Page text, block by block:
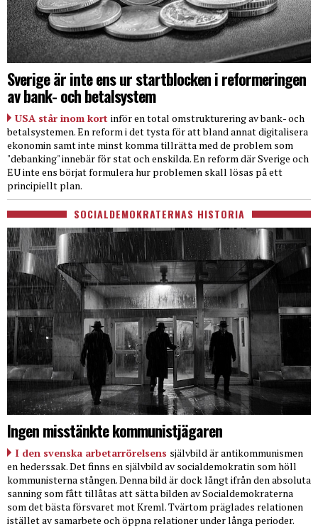
Sverige är inte ens ur startblocken i reformeringen
av bank- och betalsystem
USA står inom kort inför en total omstrukturering av bank- och
betalsystemen. En reform i det tysta för att bland annat digitalisera
ekonomin samt inte minst komma tillrätta med de problem som
"debanking" innebär för stat och enskilda. En reform där Sverige och
EU inte ens börjat formulera hur problemen skall lösas på ett
principiellt plan.
SOCIALDEMOKRATERNAS HISTORIA
Ingen misstänkte kommunistjägaren
I den svenska arbetarrörelsens självbild är antikommunismen
en hederssak. Det finns en självbild av socialdemokratin som höll
kommunisterna stången. Denna bild är dock långt ifrån den absoluta
sanning som fått tillåtas att sätta bilden av Socialdemokraterna
som det bästa försvaret mot Kreml. Tvärtom präglades relationen
istället av samarbete och öppna relationer under långa perioder.